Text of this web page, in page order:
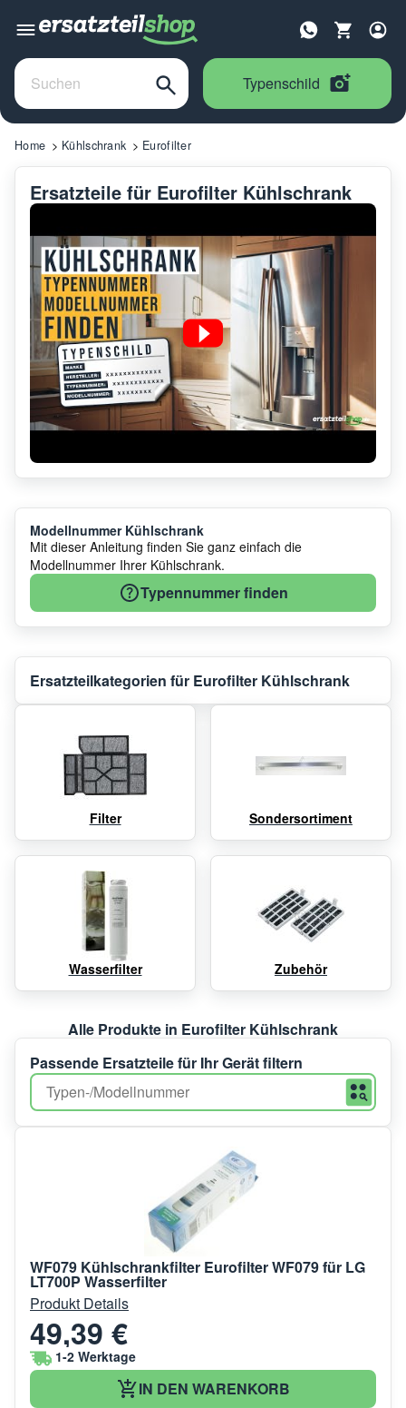
Typenschild
Home Kühlschrank Eurofilter
Ersatzteile für Eurofilter Kühlschrank
Modellnummer Kühlschrank
Mit dieser Anleitung finden Sie ganz einfach die
Modellnummer Ihrer Kühlschrank.
Typennummer finden
Ersatzteilkategorien für Eurofilter Kühlschrank
Filter Sondersortiment
Wasserfilter Zubehör
Alle Produkte in Eurofilter Kühlschrank
Passende Ersatzteile für Ihr Gerät filtern
WF079 Kühlschrankfilter Eurofilter WF079 für LG
LT700P Wasserfilter
Produkt Details
49,39 €
1-2 Werktage
IN DEN WARENKORB